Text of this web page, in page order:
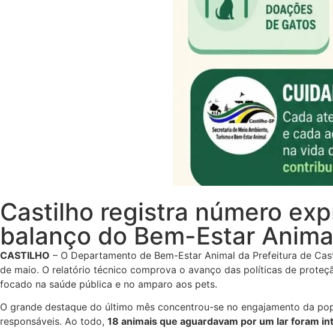
Castilho registra número
balanço do Bem-Estar
CASTILHO – O Departamento de Bem-Estar Animal da Prefeitura de
de maio. O relatório técnico comprova o avanço das políticas de
focado na saúde pública e no amparo aos pets.
O grande destaque do último mês concentrou-se no engajamento da
responsáveis. Ao todo, 18 animais que aguardavam por um lar foram